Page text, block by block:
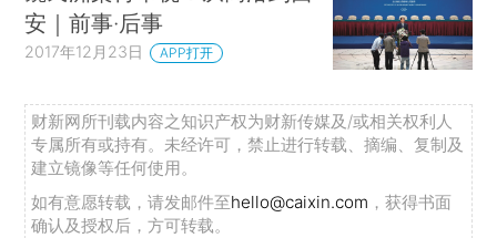
安｜前事·后事
2017年12月23日 APP打开
财新网所刊载内容之知识产权为财新传媒及/或相关权利人
专属所有或持有。未经许可，禁止进行转载、摘编、复制及
建立镜像等任何使用。
如有意愿转载，请发邮件至hello@caixin.com ，获得书面
确认及授权后，方可转载。